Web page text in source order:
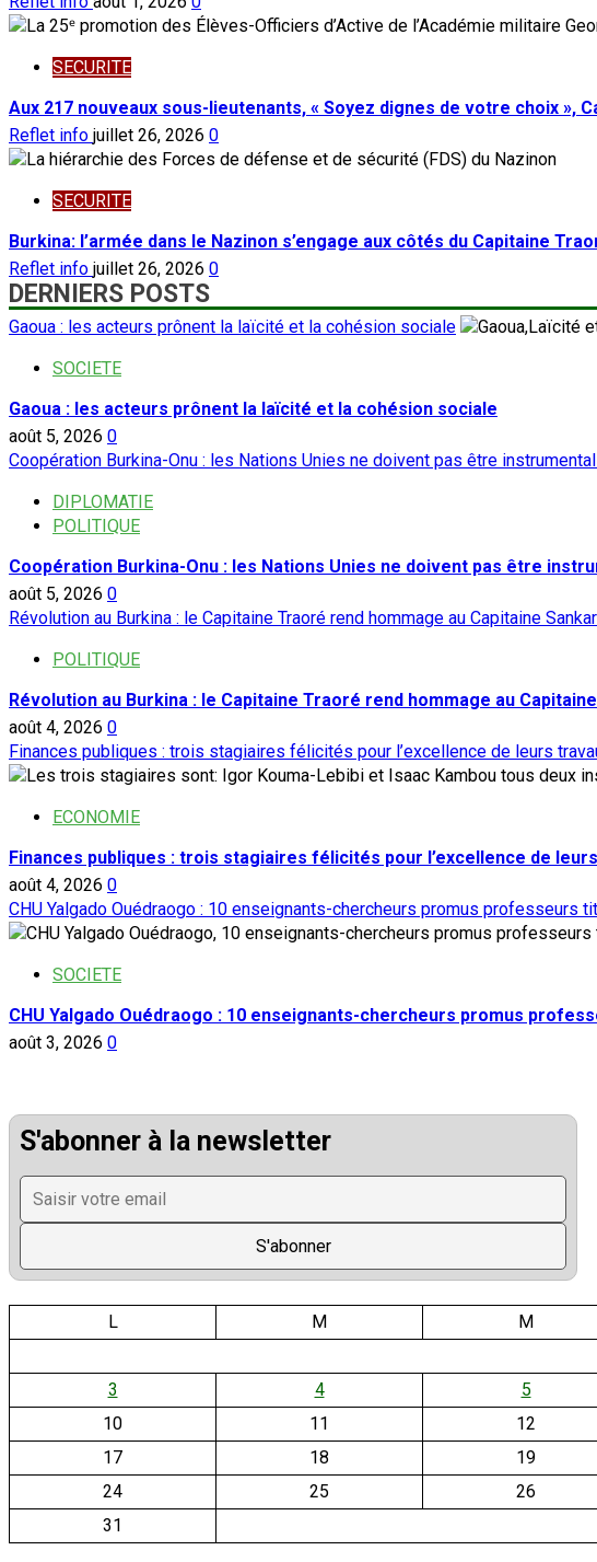
SECURITE
Aux 217 nouveaux sous-lieutenants, « Soyez dignes de votre choix »,
Reflet info juillet 26, 2026 0
SECURITE
Burkina: l’armée dans le Nazinon s’engage aux côtés du Capitaine
Reflet info juillet 26, 2026 0
DERNIERS POSTS
Gaoua : les acteurs prônent la laïcité et la cohésion sociale
SOCIETE
Gaoua : les acteurs prônent la laïcité et la cohésion sociale
août 5, 2026 0
Coopération Burkina-Onu : les Nations Unies ne doivent pas être
DIPLOMATIE
POLITIQUE
Coopération Burkina-Onu : les Nations Unies ne doivent pas être
août 5, 2026 0
Révolution au Burkina : le Capitaine Traoré rend hommage au Capitaine
POLITIQUE
Révolution au Burkina : le Capitaine Traoré rend hommage au
août 4, 2026 0
Finances publiques : trois stagiaires félicités pour l’excellence de leurs
ECONOMIE
Finances publiques : trois stagiaires félicités pour l’excellence de
août 4, 2026 0
CHU Yalgado Ouédraogo : 10 enseignants-chercheurs promus professeurs
SOCIETE
CHU Yalgado Ouédraogo : 10 enseignants-chercheurs promus
août 3, 2026 0
S'abonner à la newsletter
L
M M
3 4 5
10
11 12
17
18 19
24
25 26
31